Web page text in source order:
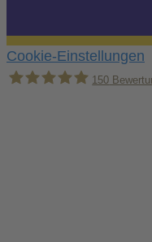
Cookie-Einstellungen
150